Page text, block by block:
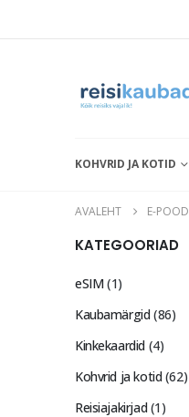
KOHVRID JA KOTID
AVALEHT E-POOD
KATEGOORIAD
eSIM(1)
Kaubamärgid(86)
Kinkekaardid (4)
Kohvrid ja kotid(62)
Reisiajakirjad (1)